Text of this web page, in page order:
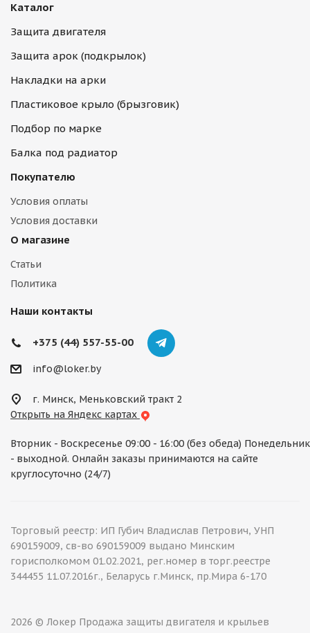
Каталог
Защита двигателя
Защита арок (подкрылок)
Накладки на арки
Пластиковое крыло (брызговик)
Подбор по марке
Балка под радиатор
Покупателю
Условия оплаты
Условия доставки
О магазине
Статьи
Политика
Наши контакты
+375 (44) 557-55-00
info@loker.by
г. Минск, Меньковский тракт 2
Открыть на Яндекс картах
Вторник - Воскресенье 09:00 - 16:00 (без обеда) Понедельник
- выходной. Онлайн заказы принимаются на сайте
круглосуточно (24/7)
Торговый реестр: ИП Губич Владислав Петрович, УНП
690159009, св-во 690159009 выдано Минским
горисполкомом 01.02.2021, рег.номер в торг.реестре
344455 11.07.2016г., Беларусь г.Минск, пр.Мира 6-170
2026 © Локер Продажа защиты двигателя и крыльев